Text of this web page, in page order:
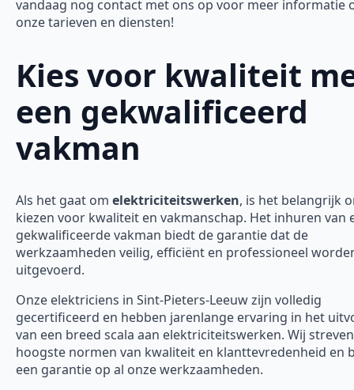
vandaag nog contact met ons op voor meer informatie
onze tarieven en diensten!
Kies voor kwaliteit
een gekwalificeerd
vakman
Als het gaat om elektriciteitswerken, is het belangrijk
kiezen voor kwaliteit en vakmanschap. Het inhuren van
gekwalificeerde vakman biedt de garantie dat de
werkzaamheden veilig, efficiënt en professioneel
uitgevoerd.
Onze elektriciens in Sint-Pieters-Leeuw zijn volledig
gecertificeerd en hebben jarenlange ervaring in het
van een breed scala aan elektriciteitswerken. Wij
hoogste normen van kwaliteit en klanttevredenheid en
een garantie op al onze werkzaamheden.